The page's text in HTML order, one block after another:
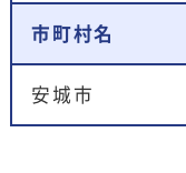
市町村名
安城市